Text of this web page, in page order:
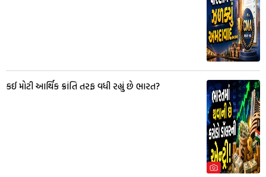
કઈ મોટી આર્થિક ક્રાંતિ તરફ વધી રહ્યું છે ભારત?